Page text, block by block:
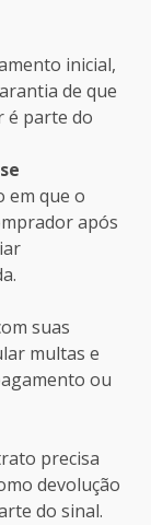
inicial,
de que
é parte do
em que o
após
suas
multas e
ou
precisa
devolução
do sinal.